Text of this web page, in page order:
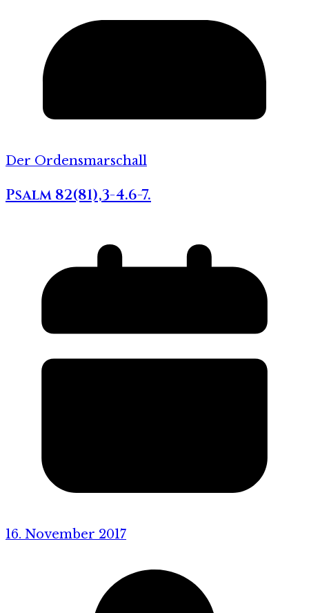
Der Ordensmarschall
Psalm 82(81),3-4.6-7.
16. November 2017